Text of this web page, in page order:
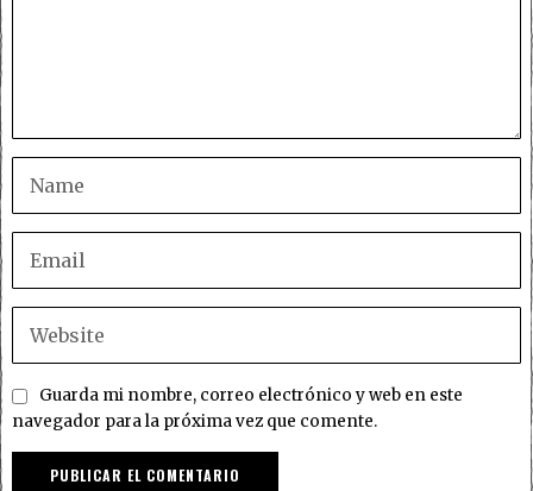
Guarda mi nombre, correo electrónico y web en este
navegador para la próxima vez que comente.